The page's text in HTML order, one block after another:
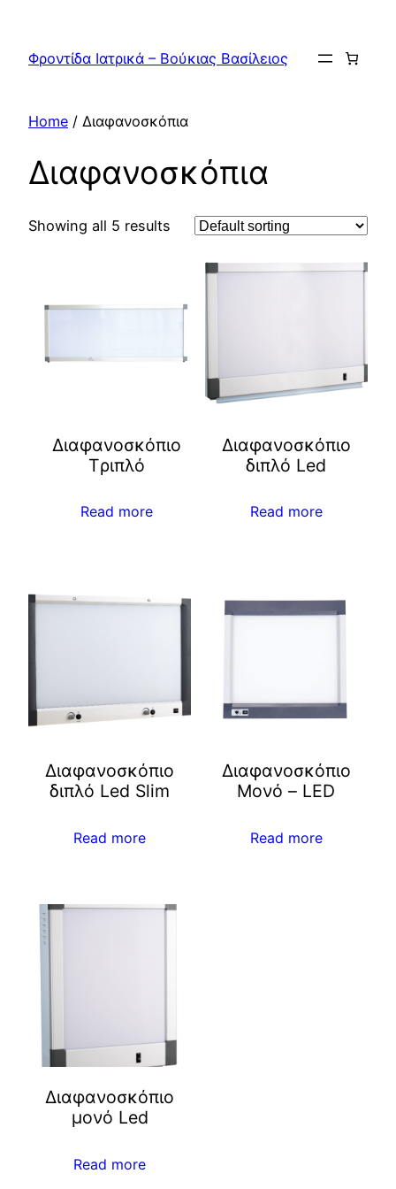
content
Φροντίδα Ιατρικά – Βούκιας Βασίλειος
Home / Διαφανοσκόπια
Διαφανοσκόπια
Showing all 5 results
Διαφανοσκόπιο
Tριπλό
Read more
Διαφανοσκόπιο
διπλό Led
Read more
Διαφανοσκόπιο
διπλό Led Slim
Read more
Διαφανοσκόπιο
Μονό – LED
Read more
Διαφανοσκόπιο
μονό Led
Read more